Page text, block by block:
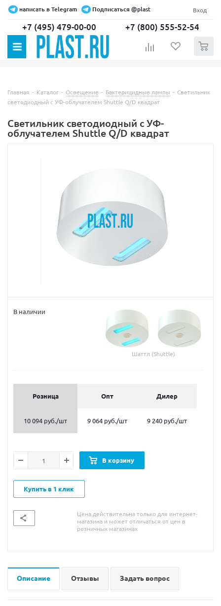
написать в Telegram Подписаться @plast Вход
+7 (495) 479-00-00 +7 (800) 555-52-54
Главная - Каталог - Освещение - Бактерицидные лампы - Светильник
светодиодный с УФ-облучателем Shuttle Q/D квадрат
Светильник светодиодный с УФ-
облучателем Shuttle Q/D квадрат
В наличии
Шаттл (Shuttle)
Розница Опт Дилер
10 094 руб./шт 9 064 руб./шт 9 240 руб./шт
В корзину
Купить в 1 клик
Цена действительна только для интернет-
магазина и может отличаться от цен в
розничных магазинах
Описание Отзывы Задать вопрос